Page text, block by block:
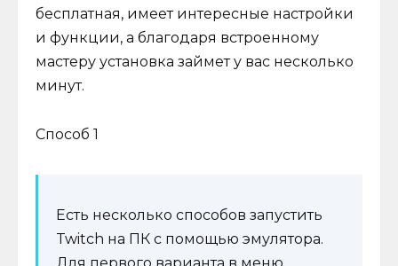
бесплатная, имеет интересные настройки
и функции, а благодаря встроенному
мастеру установка займет у вас несколько
минут.
Способ 1
Есть несколько способов запустить
Twitch на ПК с помощью эмулятора.
Для первого варианта в меню